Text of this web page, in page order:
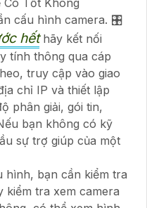
cấu hình camera. 🎛
hếthãy kết nối
tính thông qua cáp
truy cập vào giao
chỉ IP và thiết lập
phân giải, gói tin,
bạn không có kỹ
sự trợ giúp của một
hình, bạn cần kiểm tra
kiểm tra xem camera